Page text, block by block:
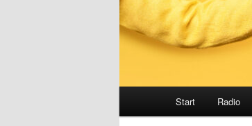
Start Radio